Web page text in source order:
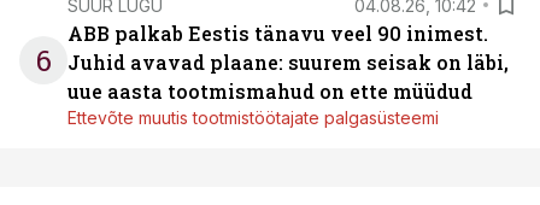
6
SUUR LUGU 04.08.26, 10:42
ABB palkab Eestis tänavu veel 90 inimest.
Juhid avavad plaane: suurem seisak on läbi,
uue aasta tootmismahud on ette müüdud
Ettevõte muutis tootmistöötajate palgasüsteemi